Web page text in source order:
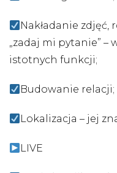
Nakładanie
„zadaj mi pytanie” –
istotnych funkcji;
Budowanie relacji;
Lokalizacja – jej
LIVE